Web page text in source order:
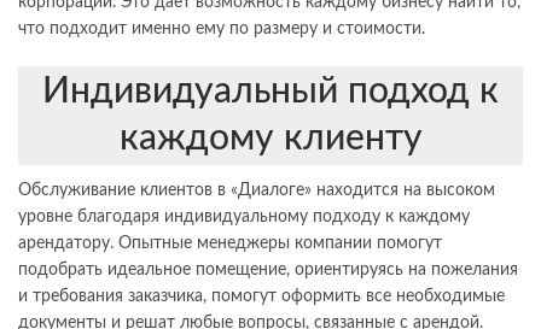
что подходит именно ему по размеру и стоимости.
Индивидуальный подход к
каждому клиенту
Обслуживание клиентов в «Диалоге» находится на высоком
уровне благодаря индивидуальному подходу к каждому
арендатору. Опытные менеджеры компании помогут
подобрать идеальное помещение, ориентируясь на пожелания
и требования заказчика, помогут оформить все необходимые
документы и решат любые вопросы, связанные с арендой.